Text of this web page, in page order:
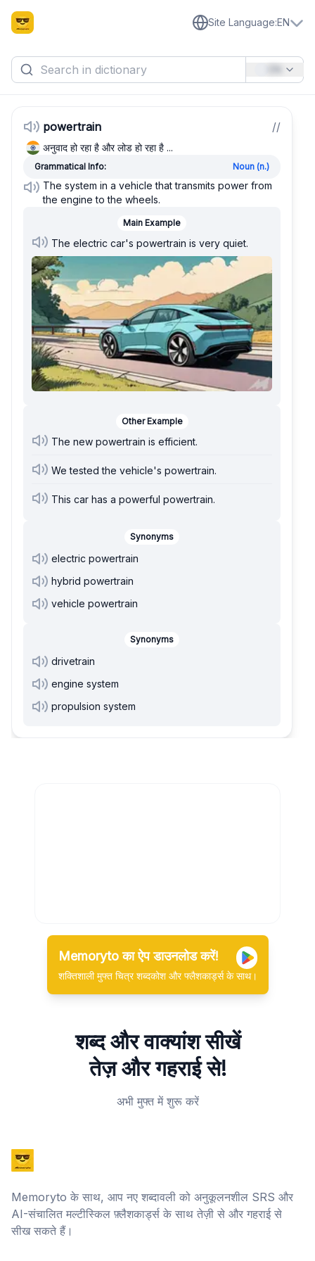
Site Language:EN
powertrain //
अनुवाद हो रहा है और लोड हो रहा है ...
Grammatical Info: Noun (n.)
The system in a vehicle that transmits power from
the engine to the wheels.
Main Example
The electric car's powertrain is very quiet.
Other Example
The new powertrain is efficient.
We tested the vehicle's powertrain.
This car has a powerful powertrain.
Synonyms
electric powertrain
hybrid powertrain
vehicle powertrain
Synonyms
drivetrain
engine system
propulsion system
Memoryto का ऐप डाउनलोड करें!
शक्तिशाली मुफ्त चित्र शब्दकोश और फ्लैशकार्ड्स के साथ।
शब्द और वाक्यांश सीखें
तेज़ और गहराई से!
अभी मुफ्त में शुरू करें
Memoryto के साथ, आप नए शब्दावली को अनुकूलनशील SRS और
AI-संचालित मल्टीस्किल फ़्लैशकार्ड्स के साथ तेज़ी से और गहराई से
सीख सकते हैं।